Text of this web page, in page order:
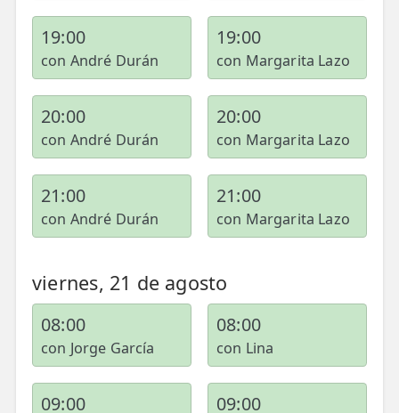
19:00
con André Durán
19:00
con Margarita Lazo
20:00
con André Durán
20:00
con Margarita Lazo
21:00
con André Durán
21:00
con Margarita Lazo
viernes, 21 de agosto
08:00
con Jorge García
08:00
con Lina
09:00 09:00